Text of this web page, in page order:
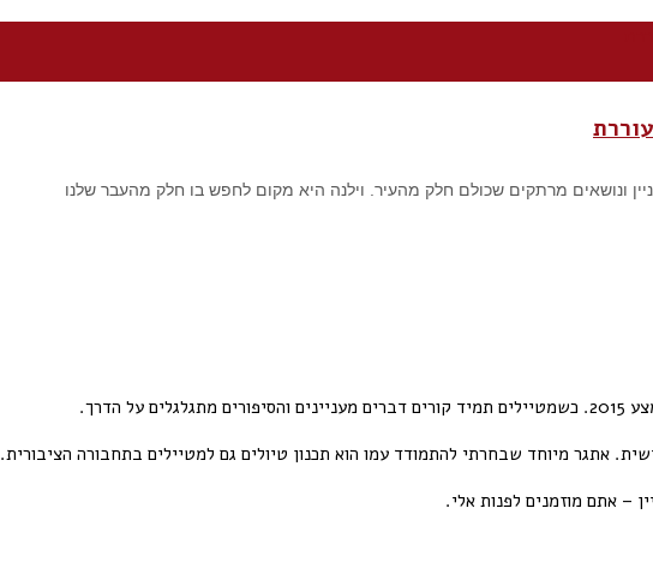
עניין ונושאים מרתקים שכולם חלק מהעיר. וילנה היא מקום לחפש בו חלק מהעבר שלנו
הדרך.
אתגר מיוחד שבחרתי להתמודד עמו הוא תכנון טיולים גם למטיילים בתחבורה הציבורית.
– אתם מוזמנים לפנות אלי.